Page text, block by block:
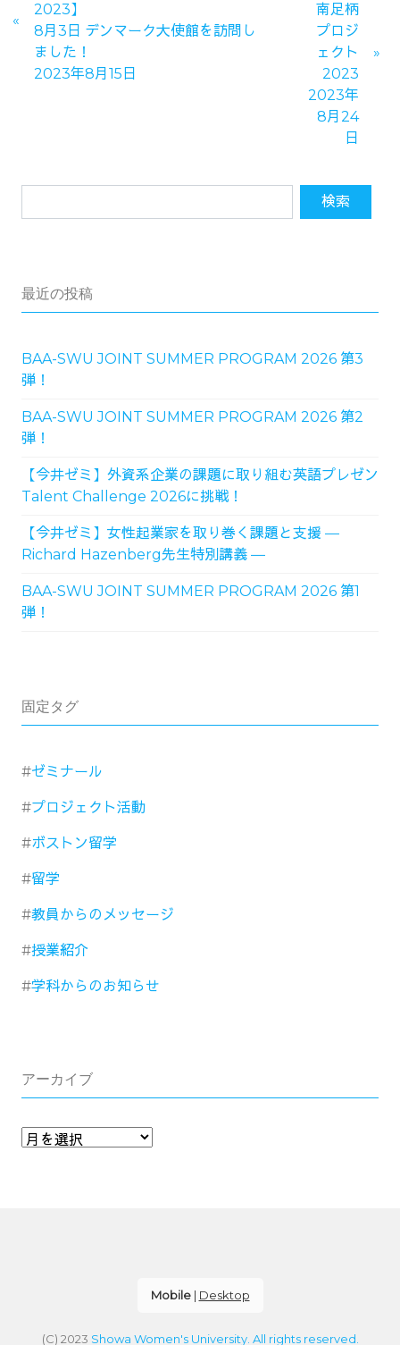
2023】
8月3日 デンマーク大使館を訪問し
ました！
2023年8月15日
南足柄
プロジ
ェクト
2023
2023年
8月24
日
最近の投稿
BAA-SWU JOINT SUMMER PROGRAM 2026 第3
弾！
BAA-SWU JOINT SUMMER PROGRAM 2026 第2
弾！
【今井ゼミ】外資系企業の課題に取り組む英語プレゼン
Talent Challenge 2026に挑戦！
【今井ゼミ】女性起業家を取り巻く課題と支援 ―
Richard Hazenberg先生特別講義 ―
BAA-SWU JOINT SUMMER PROGRAM 2026 第1
弾！
固定タグ
ゼミナール
プロジェクト活動
ボストン留学
留学
教員からのメッセージ
授業紹介
学科からのお知らせ
アーカイブ
Mobile| Desktop
(C) 2023 Showa Women's University. All rights reserved.